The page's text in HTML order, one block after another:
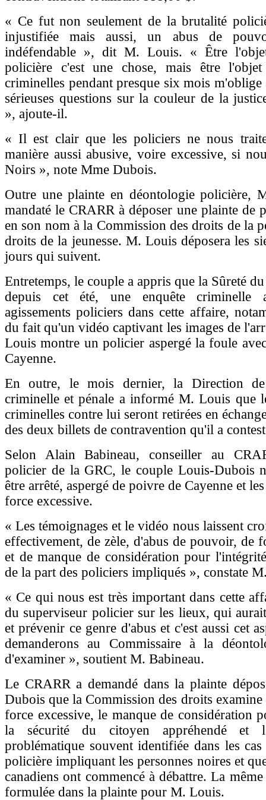
« Ce fut non seulement de la brutalité
injustifiée mais aussi, un abus de
indéfendable », dit M. Louis. « Être
policière c'est une chose, mais être l'objet
criminelles pendant presque six mois m'oblige
sérieuses questions sur la couleur de la
», ajoute-il.
« Il est clair que les policiers ne nous
manière aussi abusive, voire excessive, si
Noirs », note Mme Dubois.
Outre une plainte en déontologie policière,
mandaté le CRARR à déposer une plainte de
en son nom à la Commission des droits de la
droits de la jeunesse. M. Louis déposera les
jours qui suivent.
Entretemps, le couple a appris que la Sûreté
depuis cet été, une enquête criminelle
agissements policiers dans cette affaire,
du fait qu'un vidéo captivant les images de
Louis montre un policier aspergé la foule
Cayenne.
En outre, le mois dernier, la Direction
criminelle et pénale a informé M. Louis que
criminelles contre lui seront retirées en
des deux billets de contravention qu'il a
Selon Alain Babineau, conseiller au
policier de la GRC, le couple Louis-Dubois
être arrêté, aspergé de poivre de Cayenne et
force excessive.
« Les témoignages et le vidéo nous laissent
effectivement, de zèle, d'abus de pouvoir, de
et de manque de considération pour
de la part des policiers impliqués », constate
« Ce qui nous est très important dans cette
du superviseur policier sur les lieux, qui
et prévenir ce genre d'abus et c'est aussi cet
demanderons au Commissaire à la
d'examiner », soutient M. Babineau.
Le CRARR a demandé dans la plainte
Dubois que la Commission des droits
force excessive, le manque de considération
la sécurité du citoyen appréhendé et
problématique souvent identifiée dans les
policière impliquant les personnes noires et
canadiens ont commencé à débattre. La même
formulée dans la plainte pour M. Louis.